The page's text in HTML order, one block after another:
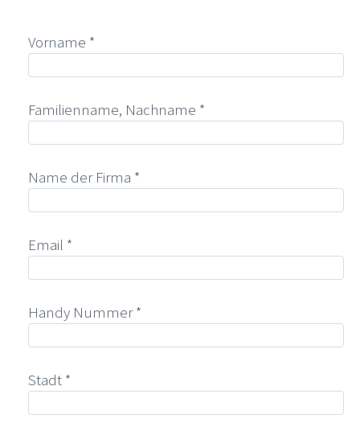
Vorname *
Familienname, Nachname *
Name der Firma *
Email *
Handy Nummer *
Stadt *